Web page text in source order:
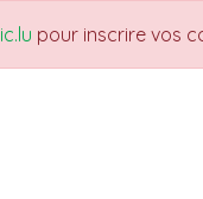
pour inscrire vos